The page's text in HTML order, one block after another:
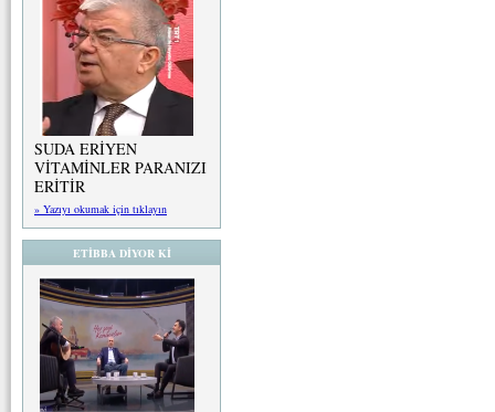
SUDA ERİYEN
VİTAMİNLER PARANIZI
ERİTİR
» Yazıyı okumak için tıklayın
ETİBBA DİYOR Kİ